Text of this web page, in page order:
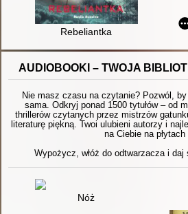
Rebeliantka
AUDIOBOOKI – TWOJA
Nie masz czasu na czytanie? Pozwól, by
sama. Odkryj ponad 1500 tytułów – od
thrillerów czytanych przez mistrzów
literaturę piękną. Twoi ulubieni autorzy i
na Ciebie na płytach
Wypożycz, włóż do odtwarzacza i daj
Nóż